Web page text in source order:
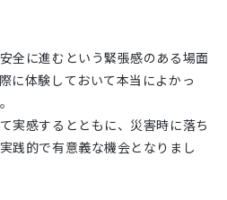
全に進むという緊張感のある場面
に体験しておいて本当によかっ
実感するとともに、 災害時に落ち
践的で有意義な機会となりまし